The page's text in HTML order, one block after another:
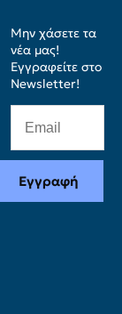
Μην χάσετε τα
νέα μας!
Εγγραφείτε στο
Newsletter!
Εγγραφή